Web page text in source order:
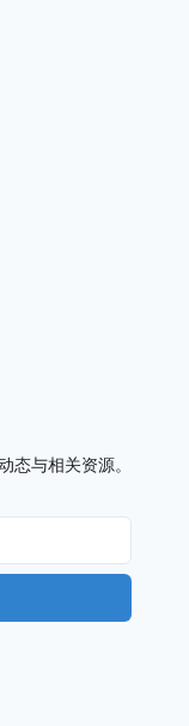
与相关资源。